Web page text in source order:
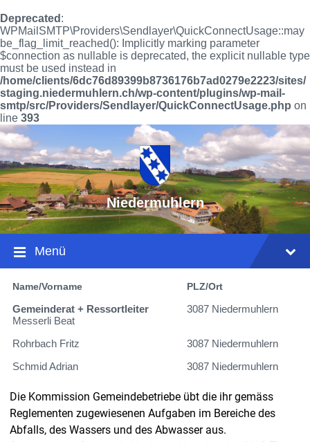
Deprecated :
WPMailSMTP\Providers\Sendlayer\QuickConnectUsage::may
be_flag_limit_reached(): Implicitly marking parameter
$connection as nullable is deprecated, the explicit nullable type
must be used instead in
/home/clients/6dc76d89399b8736176b7ad0279e2223/sites/
staging.niedermuhlern.ch/wp-content/plugins/wp-mail-
smtp/src/Providers/Sendlayer/QuickConnectUsage.php on
line 393
Niedermuhlern
Menü
Name/Vorname PLZ/Ort
Gemeinderat + Ressortleiter
Messerli Beat
3087 Niedermuhlern
Rohrbach Fritz
3087 Niedermuhlern
Schmid Adrian
3087 Niedermuhlern
Die Kommission Gemeindebetriebe übt die ihr gemäss
Reglementen zugewiesenen Aufgaben im Bereiche des
Abfalls, des Wassers und des Abwasser aus.